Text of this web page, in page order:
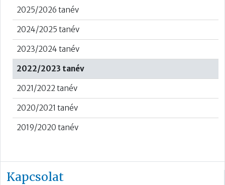
2025/2026 tanév
2024/2025 tanév
2023/2024 tanév
2022/2023 tanév
2021/2022 tanév
2020/2021 tanév
2019/2020 tanév
Kapcsolat